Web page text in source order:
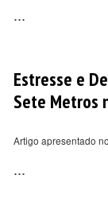
...
Estresse e
Sete Metros
Artigo apresentado
...